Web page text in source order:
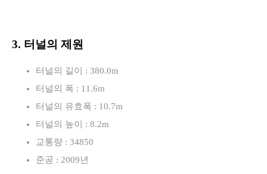
3. 터널의 제원
터널의 길이 : 380.0m
터널의 폭 : 11.6m
터널의 유효폭 : 10.7m
터널의 높이 : 8.2m
교통량 : 34850
준공 : 2009년